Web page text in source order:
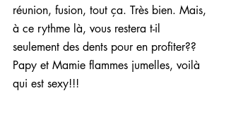
réunion, fusion, tout ça. Très bien. Mais,
à ce rythme là, vous restera t-il
seulement des dents pour en profiter??
Papy et Mamie flammes jumelles, voilà
qui est sexy!!!